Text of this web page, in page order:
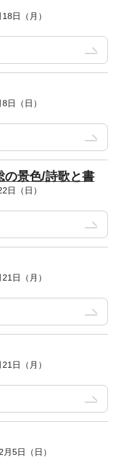
日（月）
日（日）
の景色/詩歌と書
日（日）
日（月）
日（月）
5日（日）